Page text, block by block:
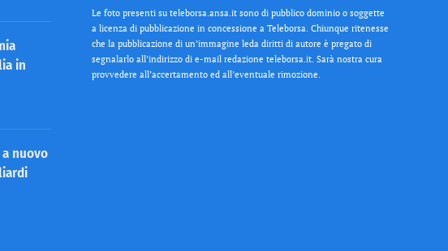
in
nuovo
Le foto presenti su teleborsa.ansa.it sono di pubblico dominio o soggette
a licenza di pubblicazione in concessione a Teleborsa. Chiunque ritenesse
che la pubblicazione di un’immagine leda diritti di autore è pregato di
segnalarlo all’indirizzo di e-mail redazione teleborsa.it. Sarà nostra cura
provvedere all’accertamento ed all’eventuale rimozione.